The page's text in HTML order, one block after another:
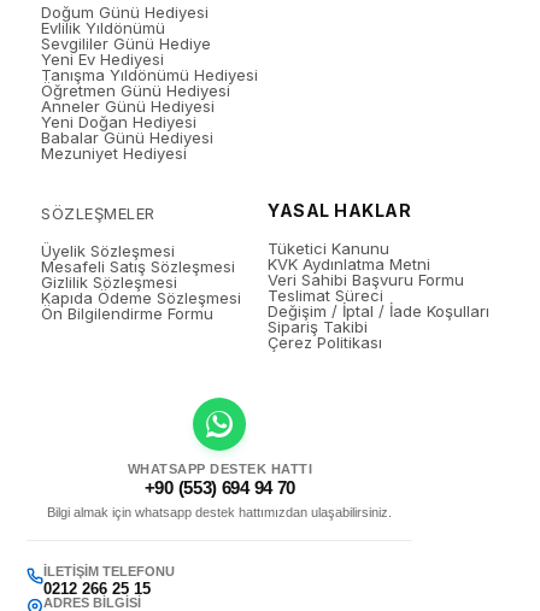
Doğum Günü Hediyesi
Evlilik Yıldönümü
Sevgililer Günü Hediye
Yeni Ev Hediyesi
Tanışma Yıldönümü Hediyesi
Öğretmen Günü Hediyesi
Anneler Günü Hediyesi
Yeni Doğan Hediyesi
Babalar Günü Hediyesi
Mezuniyet Hediyesi
SÖZLEŞMELER
Üyelik Sözleşmesi
Mesafeli Satış Sözleşmesi
Gizlilik Sözleşmesi
Kapıda Ödeme Sözleşmesi
Ön Bilgilendirme Formu
YASAL HAKLAR
Tüketici Kanunu
KVK Aydınlatma Metni
Veri Sahibi Başvuru Formu
Teslimat Süreci
Değişim / İptal / İade Koşulları
Sipariş Takibi
Çerez Politikası
WHATSAPP DESTEK HATTI
+90 (553) 694 94 70
Bilgi almak için whatsapp destek hattımızdan ulaşabilirsiniz.
İLETIŞIM TELEFONU
0212 266 25 15
ADRES BILGISI